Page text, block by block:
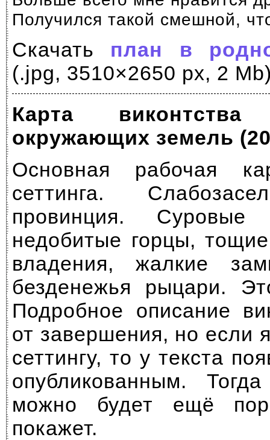
Получился такой смешной,
Скачать план в
(.jpg, 3510×2650 px, 2
Карта
окружающих земель
Основная рабочая
сеттинга.
провинция.
недобитые горцы,
владения, жалкие
безденежья рыцари.
Подробное описание
от завершения, но если
сеттингу, то у текста
опубликованным.
можно будет ещё
покажет.